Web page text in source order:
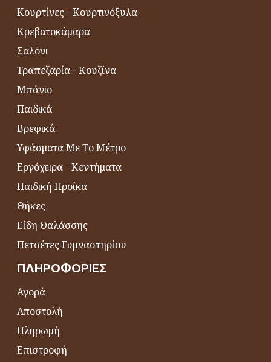
Κουρτίνες - Κουρτινόξυλα
Κρεβατοκάμαρα
Σαλόνι
Τραπεζαρία - Κουζίνα
Μπάνιο
Παιδικά
Βρεφικά
Υφάσματα Με Το Μέτρο
Εργόχειρα - Κεντήματα
Παιδική Προίκα
Θήκες
Είδη Θαλάσσης
Πετσέτες Γυμναστηρίου
ΠΛΗΡΟΦΟΡΊΕΣ
Αγορά
Αποστολή
Πληρωμή
Επιστροφή